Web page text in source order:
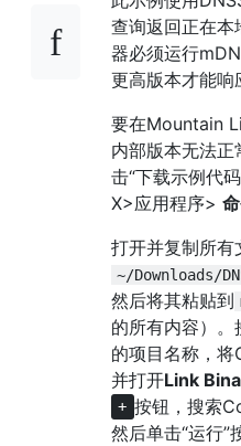
查询返回正在
器必须运行
更高版本才能响
要在Mountain
内部版本无法正
击“下载示例代
X>应用程序>
打开并复制所有
~/Downloads/
然后将其粘贴到
的所有内容）
的项目名称，
并打开Link
+ 按钮，搜索
然后单击“运行”